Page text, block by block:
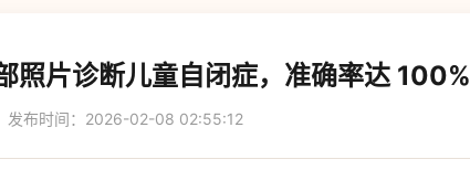
照片诊断儿童自闭症，准确率达 100%
发布时间：2026-02-08 02:55:12